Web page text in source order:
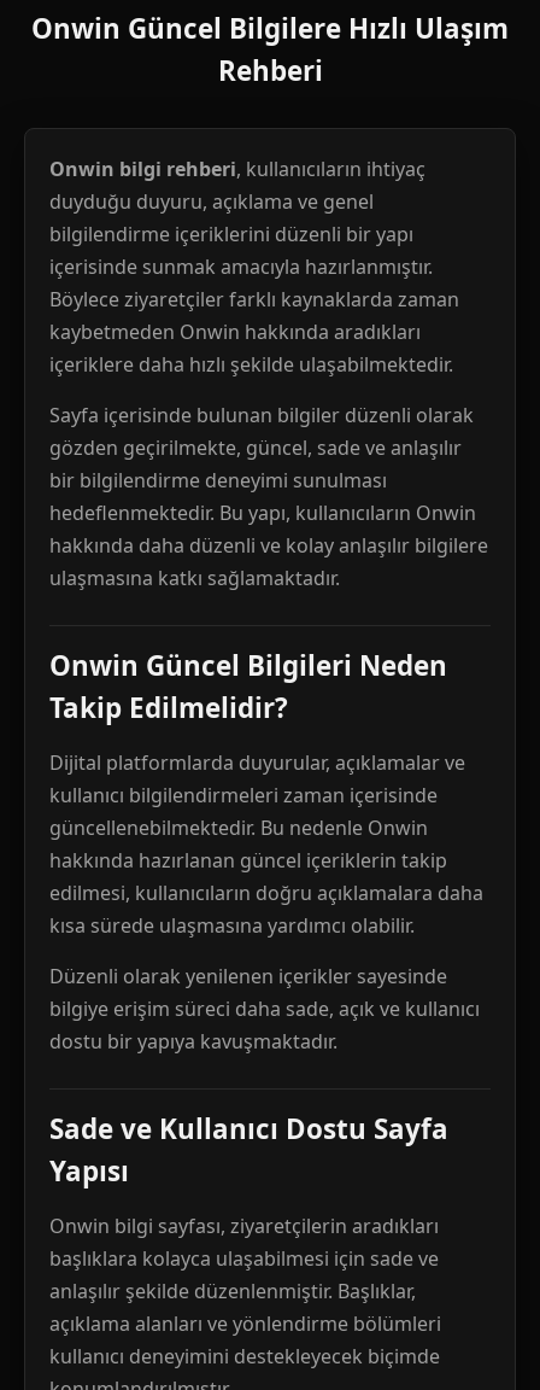
Onwin Güncel Bilgilere Hızlı Ulaşım
Rehberi
Onwin bilgi rehberi, kullanıcıların ihtiyaç
duyduğu duyuru, açıklama ve genel
bilgilendirme içeriklerini düzenli bir yapı
içerisinde sunmak amacıyla hazırlanmıştır.
Böylece ziyaretçiler farklı kaynaklarda zaman
kaybetmeden Onwin hakkında aradıkları
içeriklere daha hızlı şekilde ulaşabilmektedir.
Sayfa içerisinde bulunan bilgiler düzenli olarak
gözden geçirilmekte, güncel, sade ve anlaşılır
bir bilgilendirme deneyimi sunulması
hedeflenmektedir. Bu yapı, kullanıcıların Onwin
hakkında daha düzenli ve kolay anlaşılır bilgilere
ulaşmasına katkı sağlamaktadır.
Onwin Güncel Bilgileri Neden
Takip Edilmelidir?
Dijital platformlarda duyurular, açıklamalar ve
kullanıcı bilgilendirmeleri zaman içerisinde
güncellenebilmektedir. Bu nedenle Onwin
hakkında hazırlanan güncel içeriklerin takip
edilmesi, kullanıcıların doğru açıklamalara daha
kısa sürede ulaşmasına yardımcı olabilir.
Düzenli olarak yenilenen içerikler sayesinde
bilgiye erişim süreci daha sade, açık ve kullanıcı
dostu bir yapıya kavuşmaktadır.
Sade ve Kullanıcı Dostu Sayfa
Yapısı
Onwin bilgi sayfası, ziyaretçilerin aradıkları
başlıklara kolayca ulaşabilmesi için sade ve
anlaşılır şekilde düzenlenmiştir. Başlıklar,
açıklama alanları ve yönlendirme bölümleri
kullanıcı deneyimini destekleyecek biçimde